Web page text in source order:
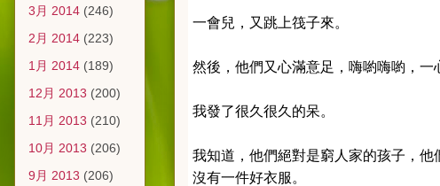
一會兒，又跳上筏子來。
然後，他們又心滿意足，嗨喲嗨喲，一
我發了很久很久的呆。
我知道，他們絕對是窮人家的孩子，
沒有一件好衣服。
3月 2014 (246)
2月 2014 (223)
1月 2014 (189)
12月 2013 (200)
11月 2013 (210)
10月 2013 (206)
9月 2013 (206)